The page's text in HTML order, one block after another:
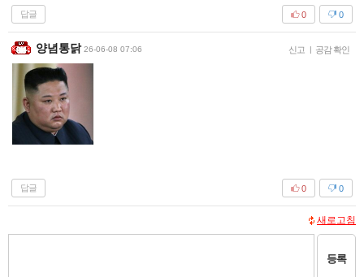
답글 0
0
양념통닭 26-06-08 07:06 신고 | 공감 확인
답글 0
0
새로고침
등록